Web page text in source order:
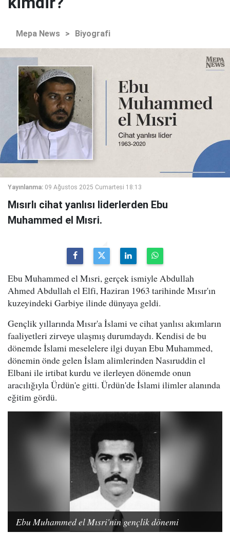
Mepa News > Biyografi
Yayınlanma: 09 Ağustos 2025 Cumartesi 18:13
Mısırlı cihat yanlısı liderlerden Ebu
Muhammed el Mısri.
Ebu Muhammed el Mısri, gerçek ismiyle Abdullah
Ahmed Abdullah el Elfi, Haziran 1963 tarihinde Mısır'ın
kuzeyindeki Garbiye ilinde dünyaya geldi.
Gençlik yıllarında Mısır'a İslami ve cihat yanlısı akımların
faaliyetleri zirveye ulaşmış durumdaydı. Kendisi de bu
dönemde İslami meselelere ilgi duyan Ebu Muhammed,
dönemin önde gelen İslam alimlerinden Nasıruddin el
Elbani ile irtibat kurdu ve ilerleyen dönemde onun
aracılığıyla Ürdün'e gitti. Ürdün'de İslami ilimler alanında
eğitim gördü.
Ebu Muhammed el Mısri'nin gençlik dönemi